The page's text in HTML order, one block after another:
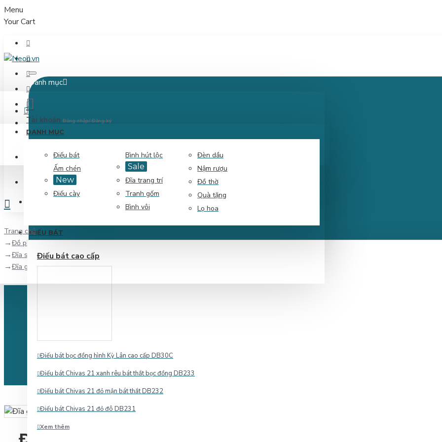
Menu
Your Cart
Danh mục
Tài khoản Đăng nhập/ Đăng ký
So sánh
Menu
DANH MỤC
Điếu bát
Ấm chén
New
Điếu cày
Bình hút lộc
Sale
Đĩa trang trí
Tranh gốm
Bình vôi
Đèn dầu
Nậm rượu
Đồ thờ
Quà tặng
Lọ hoa
ĐIẾU BÁT
Điếu bát cao cấp
Điếu bát bọc đồng hình Kỳ Lân cao cấp DB30C
Điếu bát Chivas 21 xanh rêu bát thắt bọc đồng DB233
Điếu bát Chivas 21 đỏ mận bát thắt DB232
Điếu bát Chivas 21 đỏ đô DB231
Xem thêm
ĐĂNG NHẬP
ĐĂNG KÝ
Trang chủ
Đồ phong thủy
Đĩa sứ trang trí
Đĩa gốm sứ trang trí Phúc Lộc Thọ men rạn Bát Tràng D04A